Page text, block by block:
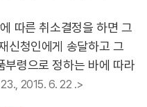
따른 취소결정을 하면 그
신청인에게 송달하고 그
부령으로 정하는 바에 따라
2015. 6. 22 .>